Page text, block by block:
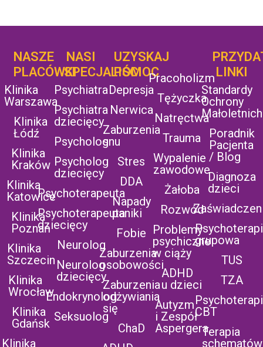
NASZE
PLACÓWKI
Klinika
Warszawa
Klinika
Łódź
Klinika
Kraków
Klinika
Katowice
Klinika
Poznań
Klinika
Szczecin
Klinika
Wrocław
Klinika
Gdańsk
Klinika
NASI
SPECJALIŚCI
Psychiatra
Psychiatra
dziecięcy
Psycholog
Psycholog
dziecięcy
Psychoterapeuta
Psychoterapeuta
dziecięcy
Neurolog
Neurolog
dziecięcy
Endokrynolog
Seksuolog
UZYSKAJ
POMOC
Depresja
Nerwica
Zaburzenia
snu
Stres
DDA
Napady
paniki
Fobie
Zaburzenia
osobowości
Zaburzenia
odżywiania
się
ChaD
UZYSKAJ
POMOC
Pracoholizm
Tężyczka
Natręctwa
Trauma
Wypalenie
zawodowe
Żałoba
Rozwód
Problemy
psychiczne
w ciąży
ADHD
u dzieci
Autyzm
i Zespół
Aspergera
LINKI
Standardy
Ochrony
Małoletnich
Poradnik
Pacjenta
/ Blog
Diagnoza
dzieci
grupowa
TUS
TZA
CBT
Terapia
schematów